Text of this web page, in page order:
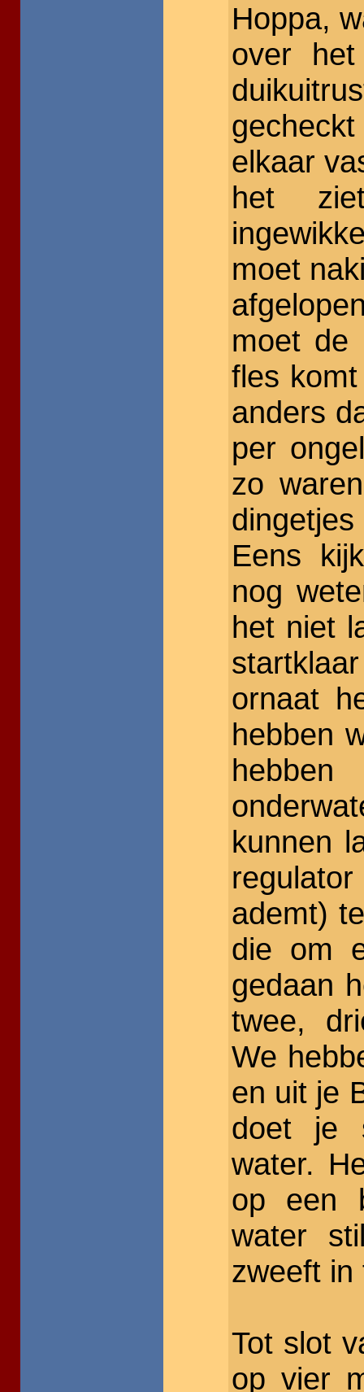
Hoppa,
over
elkaar
het
moet
moet de
fles
anders
per
zo
Eens
nog
het niet
ornaat
hebben
kunnen
ademt)
die om
gedaan
twee,
We
en uit je
doet je
water.
op een
water
zweeft in
Tot slot
op vier